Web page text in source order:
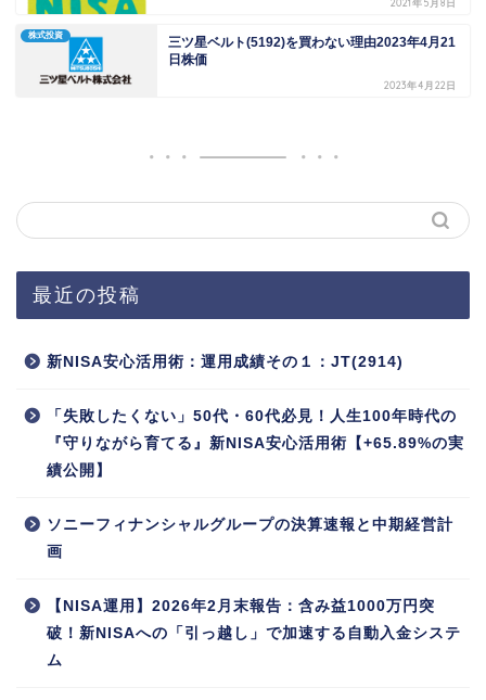
2021年5月8日
株式投資
三ツ星ベルト(5192)を買わない理由2023年4月21
日株価
2023年4月22日
最近の投稿
新NISA安心活用術：運用成績その１：JT(2914)
「失敗したくない」50代・60代必見！人生100年時代の
『守りながら育てる』新NISA安心活用術【+65.89%の実
績公開】
ソニーフィナンシャルグループの決算速報と中期経営計
画
【NISA運用】2026年2月末報告：含み益1000万円突
破！新NISAへの「引っ越し」で加速する自動入金システ
ム